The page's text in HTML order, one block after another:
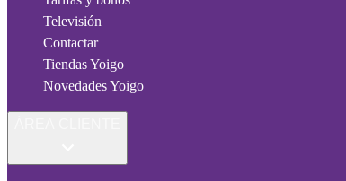
Televisión
Contactar
Tiendas Yoigo
Novedades Yoigo